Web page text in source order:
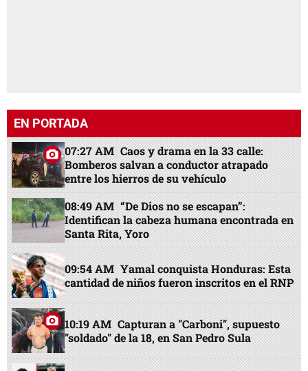
EN PORTADA
07:27 AM Caos y drama en la 33 calle:
Bomberos salvan a conductor atrapado
entre los hierros de su vehículo
08:49 AM “De Dios no se escapan”:
Identifican la cabeza humana encontrada en
Santa Rita, Yoro
09:54 AM Yamal conquista Honduras: Esta
cantidad de niños fueron inscritos en el RNP
10:19 AM Capturan a "Carboni", supuesto
"soldado" de la 18, en San Pedro Sula